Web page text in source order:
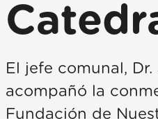
El jefe comunal,
acompañó la
Fundación de